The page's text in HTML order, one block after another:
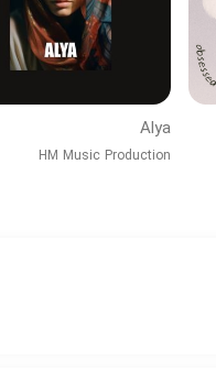
Alya
HM Music Production